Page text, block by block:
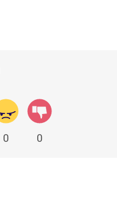
0 0